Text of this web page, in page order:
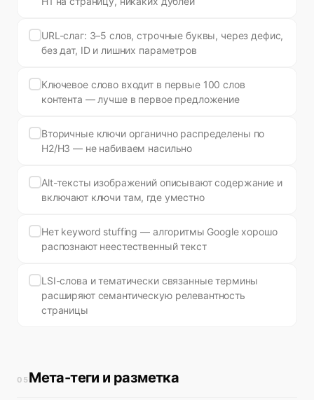
URL-слаг: 3–5 слов, строчные буквы, через дефис,
без дат, ID и лишних параметров
Ключевое слово входит в первые 100 слов
контента — лучше в первое предложение
Вторичные ключи органично распределены по
H2/H3 — не набиваем насильно
Alt-тексты изображений описывают содержание и
включают ключи там, где уместно
Нет keyword stuffing — алгоритмы Google хорошо
распознают неестественный текст
LSI-слова и тематически связанные термины
расширяют семантическую релевантность
страницы
05 Мета-теги и разметка